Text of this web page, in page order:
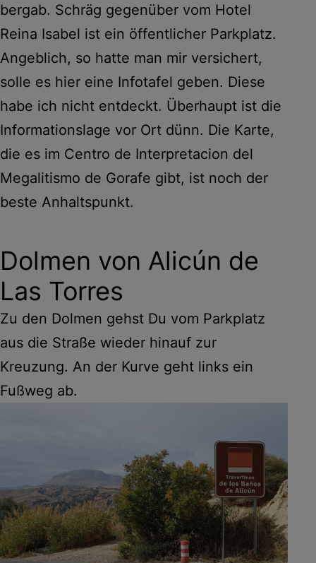
bergab. Schräg gegenüber vom Hotel
Reina Isabel ist ein öffentlicher Parkplatz.
Angeblich, so hatte man mir versichert,
solle es hier eine Infotafel geben. Diese
habe ich nicht entdeckt. Überhaupt ist die
Informationslage vor Ort dünn. Die Karte,
die es im Centro de Interpretacion del
Megalitismo de Gorafe gibt, ist noch der
beste Anhaltspunkt.
Dolmen von Alicún de
Las Torres
Zu den Dolmen gehst Du vom Parkplatz
aus die Straße wieder hinauf zur
Kreuzung. An der Kurve geht links ein
Fußweg ab.